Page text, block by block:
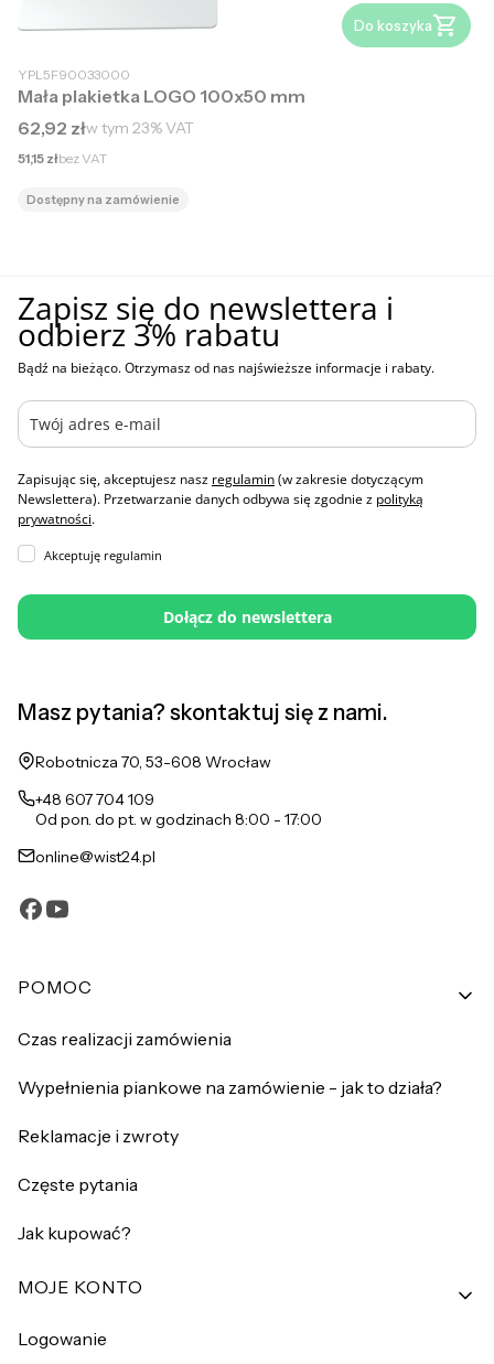
Do koszyka
YPL5F90033000
Mała plakietka LOGO 100x50 mm
Cena brutto
62,92 złw tym 23%VAT
Cena netto
51,15 złbez VAT
Dostępny na zamówienie
Zapisz się do newslettera i
odbierz 3% rabatu
Bądź na bieżąco. Otrzymasz od nas najświeższe informacje i rabaty.
Zapisując się, akceptujesz nasz regulamin(w zakresie dotyczącym
Newslettera). Przetwarzanie danych odbywa się zgodnie z polityką
prywatności.
Akceptuję regulamin
Dołącz do newslettera
Masz pytania? skontaktuj się z nami.
Adres:
Robotnicza 70, 53-608 Wrocław
+48 607 704 109
Od pon. do pt. w godzinach 8:00 - 17:00
online@wist24.pl
Linki w stopce
POMOC
Czas realizacji zamówienia
Wypełnienia piankowe na zamówienie - jak to działa?
Reklamacje i zwroty
Częste pytania
Jak kupować?
MOJE KONTO
Logowanie